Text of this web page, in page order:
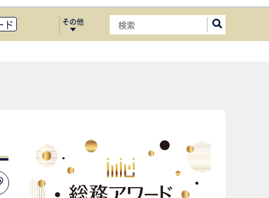
ド
ス移転
その他